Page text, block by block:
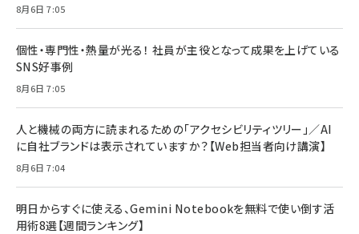
8月6日 7:05
個性・専門性・熱量が光る！ 社員が主役となって成果を上げている
SNS好事例
8月6日 7:05
人と機械の両方に読まれるための「アクセシビリティツリー」／AI
に自社ブランドは表示されていますか？【Web担当者向け講演】
8月6日 7:04
明日からすぐに使える、Gemini Notebookを無料で使い倒す活
用術8選【週間ランキング】